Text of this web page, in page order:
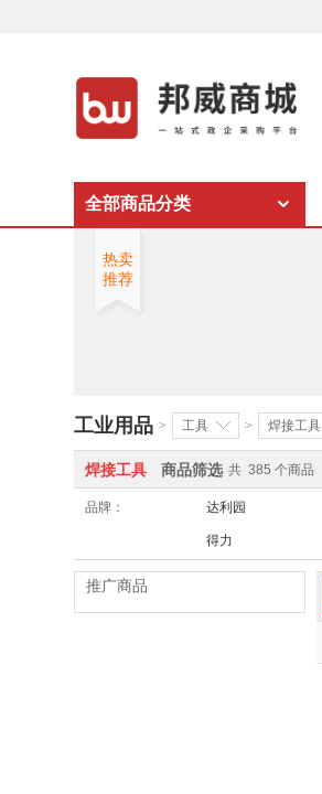
全部商品分类
热卖
推荐
工业用品 > 工具 > 焊接工具
焊接工具 商品筛选 共 385 个商品
品牌： 达利园
得力
推广商品